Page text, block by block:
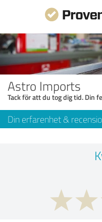
Astro Imports
Tack för att du tog dig tid. Din
Din erfarenhet &